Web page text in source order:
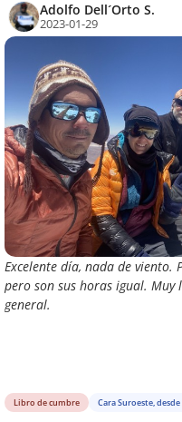
Adolfo Dell´Orto S.
2023-01-29
Excelente día, nada de viento.
pero son sus horas igual. Muy
general.
Libro de cumbre Cara Suroeste,